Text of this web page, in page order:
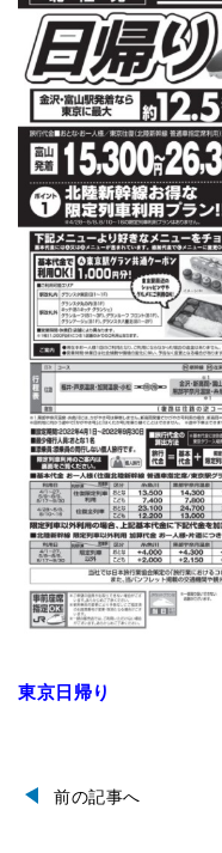
東京日帰り
前の記事へ